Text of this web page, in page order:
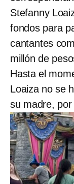
Stefanny
fondos para
cantantes
millón de
Hasta el
Loaiza no se
su madre, por